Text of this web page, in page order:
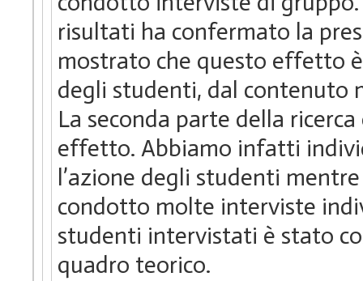
risultati ha confermato la
mostrato che questo effetto
degli studenti, dal contenuto
La seconda parte della
effetto. Abbiamo infatti
l’azione degli studenti
condotto molte interviste
studenti intervistati è stato
quadro teorico.